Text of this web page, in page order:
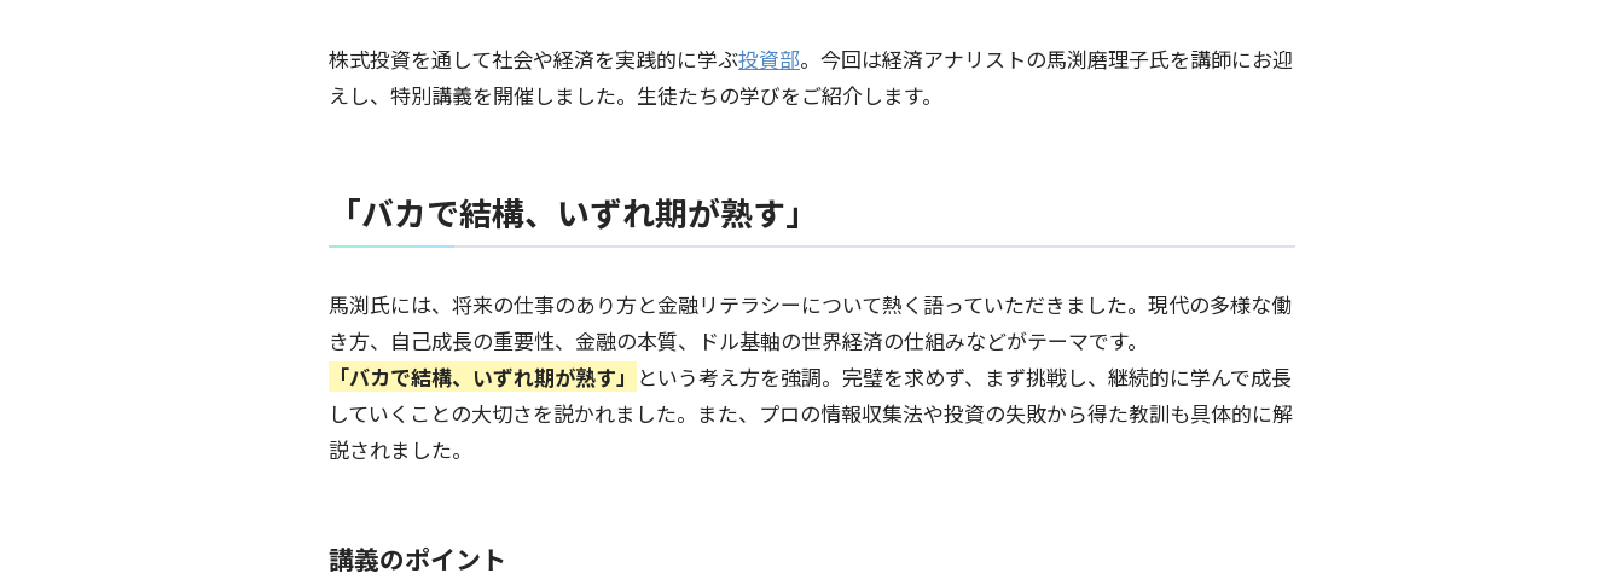
株式投資を通して社会や経済を実践的に学ぶ投資部。今回は経済アナリストの馬渕磨理子氏を講師にお迎
えし、特別講義を開催しました。生徒たちの学びをご紹介します。
「バカで結構、いずれ期が熟す」
馬渕氏には、将来の仕事のあり方と金融リテラシーについて熱く語っていただきました。現代の多様な働
き方、自己成長の重要性、金融の本質、ドル基軸の世界経済の仕組みなどがテーマです。
「バカで結構、いずれ期が熟す」 という考え方を強調。完璧を求めず、まず挑戦し、継続的に学んで成長
していくことの大切さを説かれました。また、プロの情報収集法や投資の失敗から得た教訓も具体的に解
説されました。
講義のポイント